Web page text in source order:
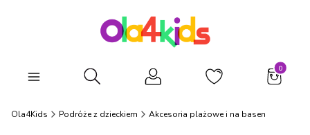
Otwórz wyszukiwarkę
Ola4Kids Podróże z dzieckiem Akcesoria plażowe i na basen